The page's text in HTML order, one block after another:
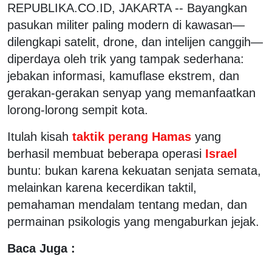
REPUBLIKA.CO.ID, JAKARTA -- Bayangkan
pasukan militer paling modern di kawasan—
dilengkapi satelit, drone, dan intelijen canggih—
diperdaya oleh trik yang tampak sederhana:
jebakan informasi, kamuflase ekstrem, dan
gerakan-gerakan senyap yang memanfaatkan
lorong-lorong sempit kota.
Itulah kisah taktik perang Hamas yang
berhasil membuat beberapa operasi Israel
buntu: bukan karena kekuatan senjata semata,
melainkan karena kecerdikan taktil,
pemahaman mendalam tentang medan, dan
permainan psikologis yang mengaburkan jejak.
Baca Juga :